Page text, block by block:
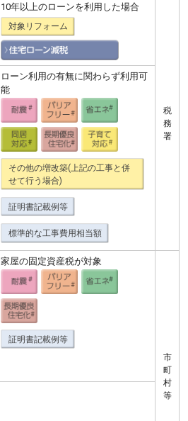
10年以上のローンを利用した場合
対象リフォーム
税
務
署
ローン利用の有無に関わらず利用可
能
その他の増改築(上記の工事と併
せて行う場合)
証明書記載例等
標準的な工事費用相当額
家屋の固定資産税が対象
証明書記載例等
市
町
村
等